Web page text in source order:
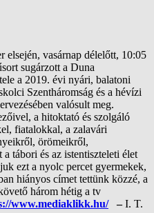
elsején, vasárnap délelőtt, 10:05
sugárzott a Duna
a 2019. évi nyári, balatoni
Szentháromság és a hévízi
valósult meg.
a hitoktató és szolgáló
fiatalokkal, a zalavári
örömeikről,
tábori és az istentiszteleti élet
ezt a nyolc percet gyermekek,
hiányos címet tettünk közzé, a
három hétig a tv
www.mediaklikk.hu/–I. T.